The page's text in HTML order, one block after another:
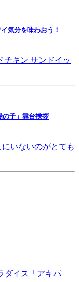
気分を味わおう！
チキン サンドイッ
子」舞台挨拶
いないのがとても
ダイス「アキパ